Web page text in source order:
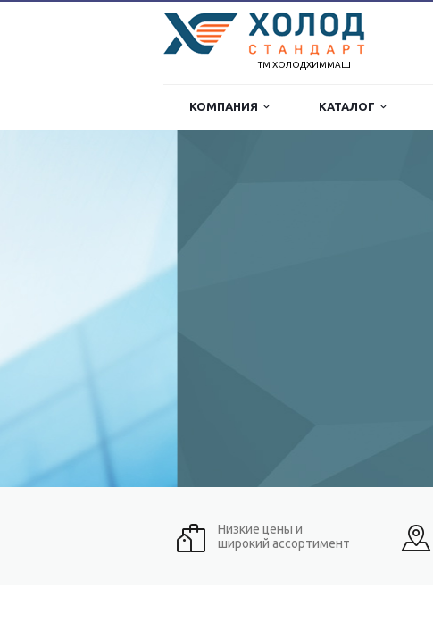
ТМ ХОЛОДХИММАШ
КОМПАНИЯ КАТАЛОГ
Низкие цены и
широкий ассортимент